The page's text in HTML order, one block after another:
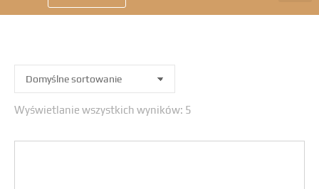
Wyświetlanie wszystkich wyników: 5